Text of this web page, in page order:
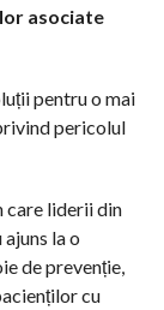
asociate
pentru o mai
pericolul
care liderii din
la o
de prevenție,
cu